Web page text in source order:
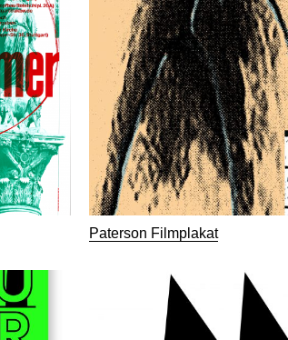
Paterson Filmplakat